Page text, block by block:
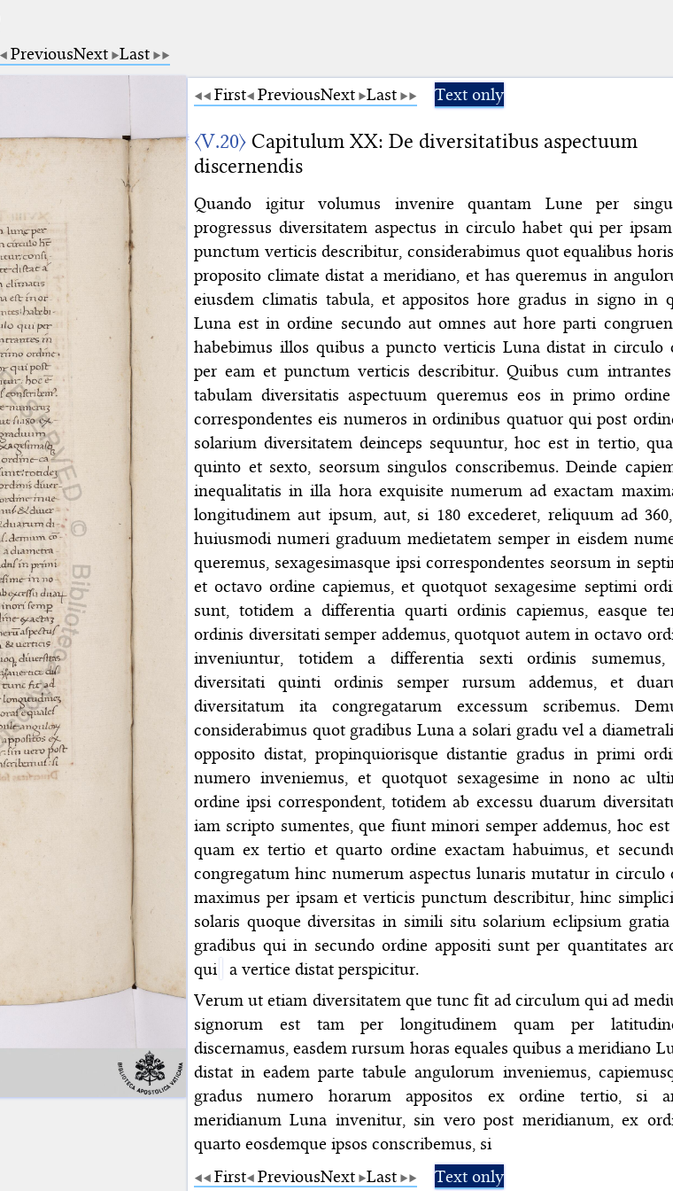
PreviousNext Last
First PreviousNext Last Text only
〈V.20〉 Capitulum XX: De diversitatibus aspectuum
discernendis
Quando igitur volumus invenire quantam Lune per
progressus diversitatem aspectus in circulo habet qui per
punctum verticis describitur, considerabimus quot equalibus
proposito climate distat a meridiano, et has queremus in
eiusdem climatis tabula, et appositos hore gradus in signo in
Luna est in ordine secundo aut omnes aut hore parti
habebimus illos quibus a puncto verticis Luna distat in circulo
per eam et punctum verticis describitur. Quibus cum
tabulam diversitatis aspectuum queremus eos in primo
correspondentes eis numeros in ordinibus quatuor qui post
solarium diversitatem deinceps sequuntur, hoc est in tertio,
quinto et sexto, seorsum singulos conscribemus. Deinde
inequalitatis in illa hora exquisite numerum ad exactam
longitudinem aut ipsum, aut, si 180 excederet, reliquum ad
huiusmodi numeri graduum medietatem semper in eisdem
queremus, sexagesimasque ipsi correspondentes seorsum in
et octavo ordine capiemus, et quotquot sexagesime septimi
sunt, totidem a differentia quarti ordinis capiemus, easque
ordinis diversitati semper addemus, quotquot autem in octavo
inveniuntur, totidem a differentia sexti ordinis
diversitati quinti ordinis semper rursum addemus, et
diversitatum ita congregatarum excessum scribemus.
considerabimus quot gradibus Luna a solari gradu vel a
opposito distat, propinquiorisque distantie gradus in primi
numero inveniemus, et quotquot sexagesime in nono ac
ordine ipsi correspondent, totidem ab excessu duarum
iam scripto sumentes, que fiunt minori semper addemus, hoc
quam ex tertio et quarto ordine exactam habuimus, et
congregatum hinc numerum aspectus lunaris mutatur in circulo
maximus per ipsam et verticis punctum describitur, hinc
solaris quoque diversitas in simili situ solarium eclipsium
gradibus qui in secundo ordine appositi sunt per quantitates
qui
a vertice distat perspicitur.
Verum ut etiam diversitatem que tunc fit ad circulum qui ad
signorum est tam per longitudinem quam per
discernamus, easdem rursum horas equales quibus a meridiano
distat in eadem parte tabule angulorum inveniemus,
gradus numero horarum appositos ex ordine tertio, si
meridianum Luna invenitur, sin vero post meridianum, ex
quarto eosdemque ipsos conscribemus, si
First PreviousNext Last Text only